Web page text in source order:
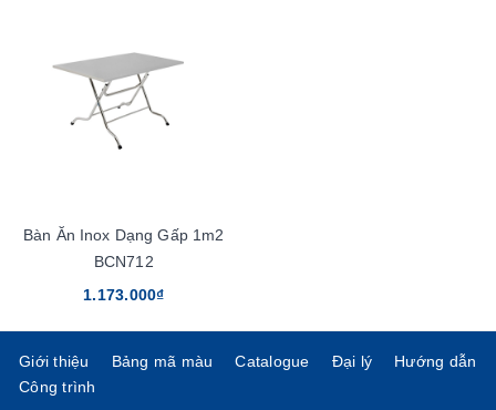
Bàn Ăn Inox Dạng Gấp 1m2
BCN712
1.173.000₫
Giới thiệu Bảng mã màu Catalogue Đại lý
Hướng dẫn
Công trình